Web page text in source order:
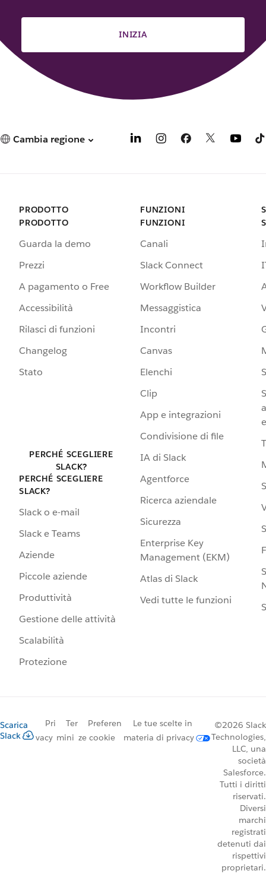
INIZIA
Cambia regione
PRODOTTO
PRODOTTO
Guarda la demo
Prezzi
A pagamento o Free
Accessibilità
Rilasci di funzioni
Changelog
Stato
PERCHÉ SCEGLIERE
SLACK?
PERCHÉ SCEGLIERE
SLACK?
Slack o e-mail
Slack e Teams
Aziende
Piccole aziende
Produttività
Gestione delle attività
Scalabilità
Protezione
FUNZIONI
FUNZIONI
Canali
Slack Connect
Workflow Builder
Messaggistica
Incontri
Canvas
Elenchi
Clip
App e integrazioni
Condivisione di file
IA di Slack
Agentforce
Ricerca aziendale
Sicurezza
Enterprise Key
Management (EKM)
Atlas di Slack
Vedi tutte le funzioni
Scarica
Slack
Pri
vacy
Ter
mini
Preferen
ze cookie
Le tue scelte in
materia di privacy
©2026 Slack
Technologies,
LLC, una
società
Salesforce.
Tutti i diritti
riservati.
Diversi
marchi
registrati
detenuti dai
rispettivi
proprietari.